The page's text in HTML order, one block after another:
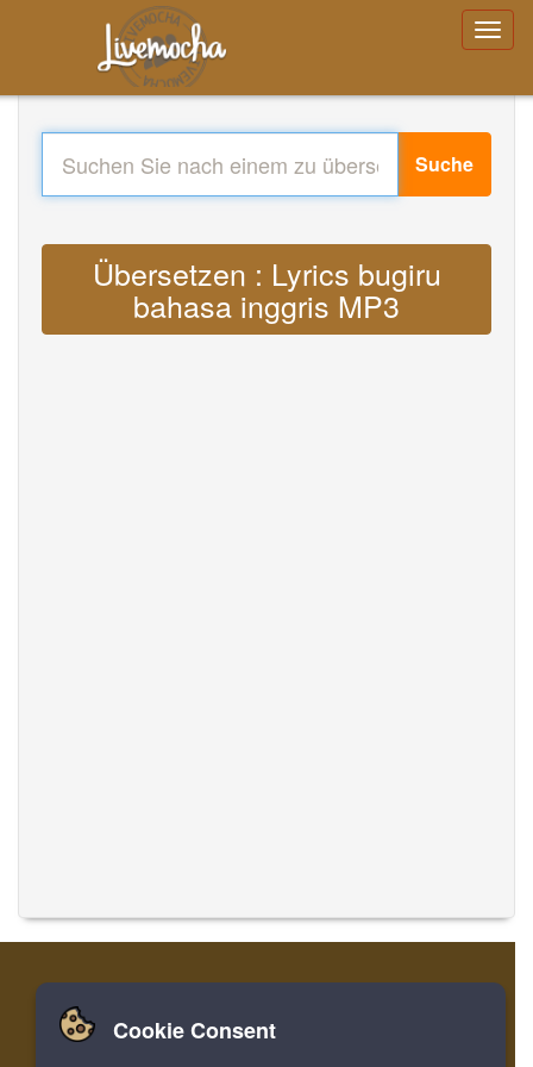
Suche
Übersetzen : Lyrics bugiru
bahasa inggris MP3
Zuhause Einloggen
Cookie Consent